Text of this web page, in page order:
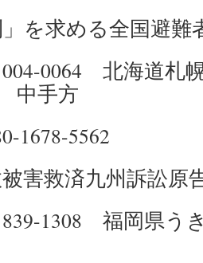
」を求める全国避難
0064 北海道札幌
中手方
5562
害救済九州訴訟原
1308 福岡県う